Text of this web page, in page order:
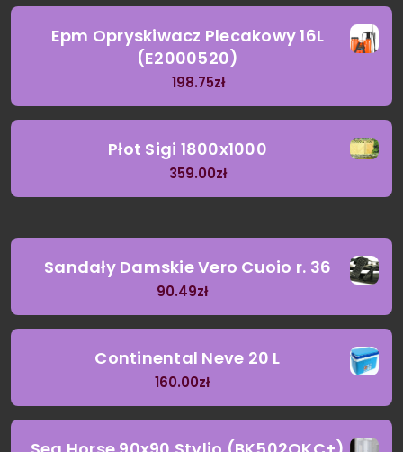
Epm Opryskiwacz Plecakowy 16L
(E2000520)
198.75zł
Płot Sigi 1800x1000
359.00zł
Sandały Damskie Vero Cuoio r. 36
90.49zł
Continental Neve 20 L
160.00zł